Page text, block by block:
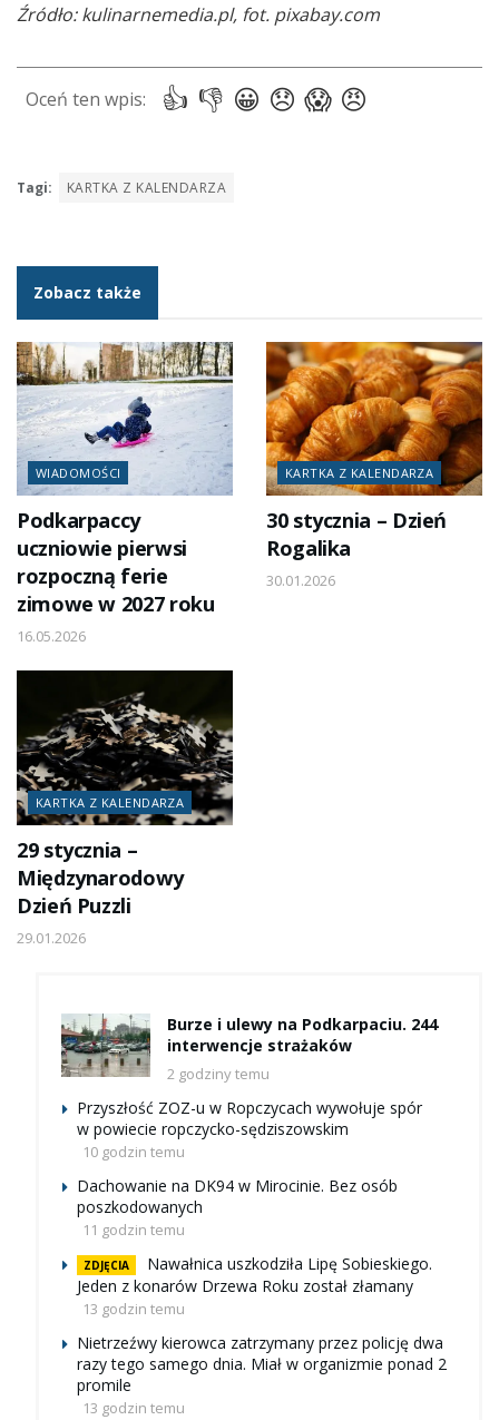
Źródło: kulinarnemedia.pl, fot. pixabay.com
Tagi: KARTKA Z KALENDARZA
Zobacz także
WIADOMOŚCI
Podkarpaccy
uczniowie pierwsi
rozpoczną ferie
zimowe w 2027 roku
16.05.2026
KARTKA Z KALENDARZA
30 stycznia – Dzień
Rogalika
30.01.2026
KARTKA Z KALENDARZA
29 stycznia –
Międzynarodowy
Dzień Puzzli
29.01.2026
Burze i ulewy na Podkarpaciu. 244
interwencje strażaków
2 godziny temu
Przyszłość ZOZ-u w Ropczycach wywołuje spór
w powiecie ropczycko-sędziszowskim
10 godzin temu
Dachowanie na DK94 w Mirocinie. Bez osób
poszkodowanych
11 godzin temu
ZDJĘCIA
Nawałnica uszkodziła Lipę Sobieskiego.
Jeden z konarów Drzewa Roku został złamany
13 godzin temu
Nietrzeźwy kierowca zatrzymany przez policję dwa
razy tego samego dnia. Miał w organizmie ponad 2
promile
13 godzin temu